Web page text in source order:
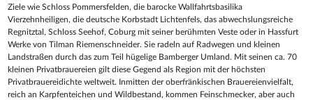
Ziele wie Schloss Pommersfelden, die barocke Wallfahrtsbasilika
Vierzehnheiligen, die deutsche Korbstadt Lichtenfels, das abwechslungsreiche
Regnitztal, Schloss Seehof, Coburg mit seiner berühmten Veste oder in Hassfurt
Werke von Tilman Riemenschneider. Sie radeln auf Radwegen und kleinen
Landstraßen durch das zum Teil hügelige Bamberger Umland. Mit seinen ca. 70
kleinen Privatbrauereien gilt diese Gegend als Region mit der höchsten
Privatbrauereidichte weltweit. Inmitten der oberfränkischen Brauereienvielfalt,
reich an Karpfenteichen und Wildbestand, kommen Feinschmecker, aber auch